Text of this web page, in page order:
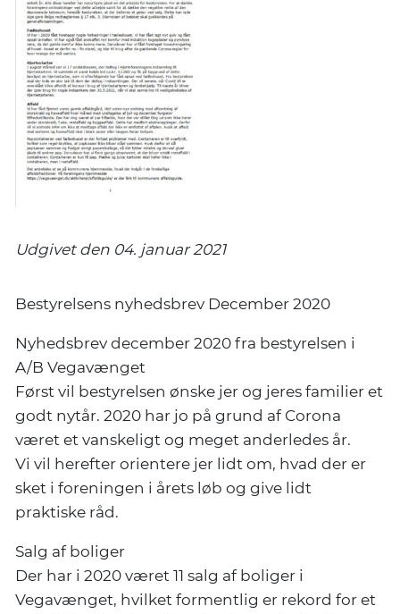
Udgivet den 04. januar 2021
Bestyrelsens nyhedsbrev December 2020
Nyhedsbrev december 2020 fra bestyrelsen i
A/B Vegavænget
Først vil bestyrelsen ønske jer og jeres familier et
godt nytår. 2020 har jo på grund af Corona
været et vanskeligt og meget anderledes år.
Vi vil herefter orientere jer lidt om, hvad der er
sket i foreningen i årets løb og give lidt
praktiske råd.
Salg af boliger
Der har i 2020 været 11 salg af boliger i
Vegavænget, hvilket formentlig er rekord for et